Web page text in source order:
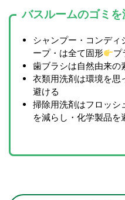
バスルームのゴミ
シャンプー・コンディ
ープ・は全て固形
プ
歯ブラシは自然由来の
衣類用洗剤は環境を思
避ける
掃除用洗剤はフロッシ
を減らし・化学製品を